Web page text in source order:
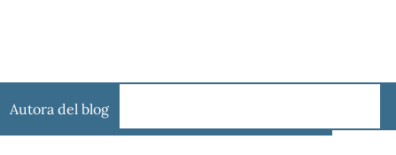
Autora del blog